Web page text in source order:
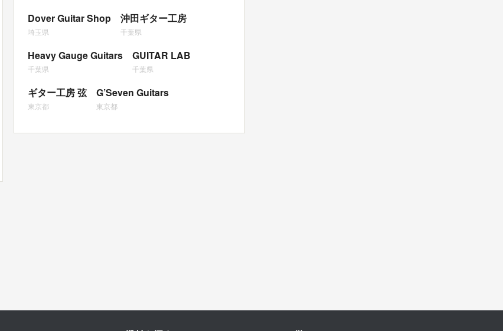
Dover Guitar Shop
埼玉県
沖田ギター工房
千葉県
Heavy Gauge Guitars
千葉県
GUITAR LAB
千葉県
ギター工房 弦
東京都
G’Seven Guitars
東京都